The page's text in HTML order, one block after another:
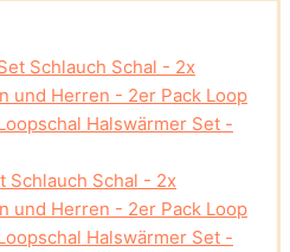
Schlauch Schal - 2x
und Herren - 2er Pack Loop
Halswärmer Set -